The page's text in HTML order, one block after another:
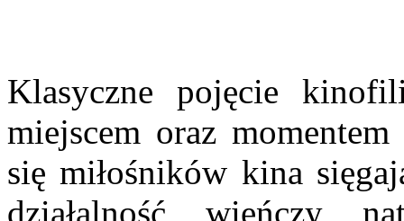
Klasyczne pojęcie
miejscem oraz
się miłośników kina
działalność wieńczy